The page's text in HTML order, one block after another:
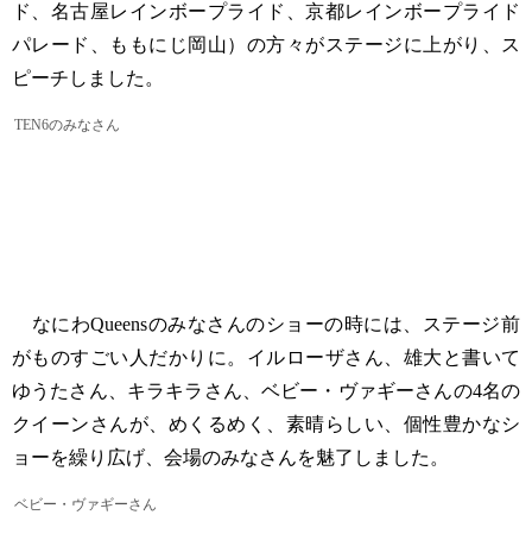
ド、名古屋レインボープライド、京都レインボープライド
パレード、ももにじ岡山）の方々がステージに上がり、ス
ピーチしました。
TEN6のみなさん
なにわQueensのみなさんのショーの時には、ステージ前
がものすごい人だかりに。イルローザさん、雄大と書いて
ゆうたさん、キラキラさん、ベビー・ヴァギーさんの4名の
クイーンさんが、めくるめく、素晴らしい、個性豊かなシ
ョーを繰り広げ、会場のみなさんを魅了しました。
ベビー・ヴァギーさん